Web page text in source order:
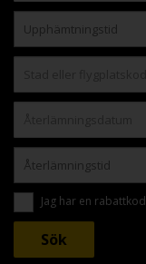
Jag har en rabattkod